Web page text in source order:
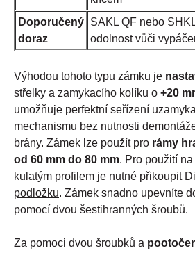
Doporučený
doraz
SAKL QF nebo
odolnost vůči
Výhodou tohoto typu zámku je
střelky a zamykacího kolíku o +20
umožňuje perfektní seřízení
mechanismu bez nutnosti
brány. Zámek lze použít pro rámy
od 60 mm do 80 mm. Pro použití
kulatým profilem je nutné přikoupit
podložku. Zámek snadno upevníte
pomocí dvou šestihranných šroubů.
Za pomoci dvou šroubků a